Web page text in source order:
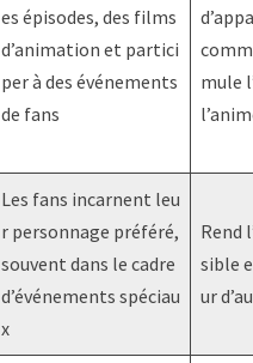
es épisodes, des films
d’animation et partici
per à des événements
de fans
mule
Les fans incarnent leu
r personnage préféré,
souvent dans le cadre
d’événements spéciau
x
Rend
sible
ur